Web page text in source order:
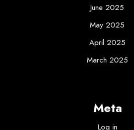
June 2025
May 2025
April 2025
March 2025
Meta
Log in